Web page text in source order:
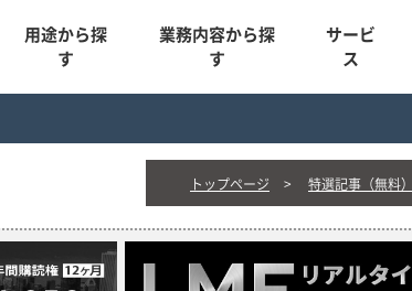
用途から探
す
業務内容から探
す
サービ
ス
トップページ 特選記事（無料